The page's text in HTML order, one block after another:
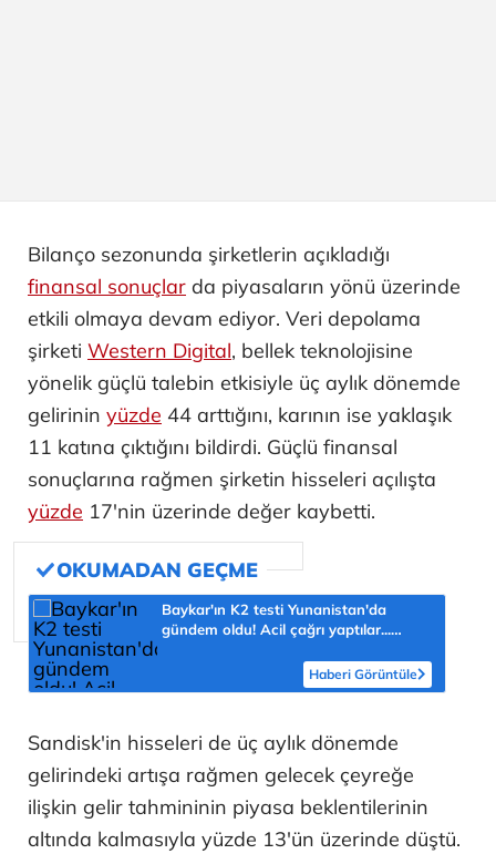
Bilanço sezonunda şirketlerin açıkladığı
finansal sonuçlar da piyasaların yönü üzerinde
etkili olmaya devam ediyor. Veri depolama
şirketi Western Digital, bellek teknolojisine
yönelik güçlü talebin etkisiyle üç aylık dönemde
gelirinin yüzde 44 arttığını, karının ise yaklaşık
11 katına çıktığını bildirdi. Güçlü finansal
sonuçlarına rağmen şirketin hisseleri açılışta
yüzde 17'nin üzerinde değer kaybetti.
Baykar'ın K2 testi Yunanistan'da
gündem oldu! Acil çağrı yaptılar...
Haberi Görüntüle
Sandisk'in hisseleri de üç aylık dönemde
gelirindeki artışa rağmen gelecek çeyreğe
ilişkin gelir tahmininin piyasa beklentilerinin
altında kalmasıyla yüzde 13'ün üzerinde düştü.